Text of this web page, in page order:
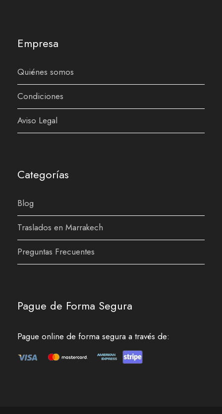
Empresa
Quiénes somos
Condiciones
Aviso Legal
Categorías
Blog
Traslados en Marrakech
Preguntas Frecuentes
Pague de Forma Segura
Pague online de forma segura a través de: